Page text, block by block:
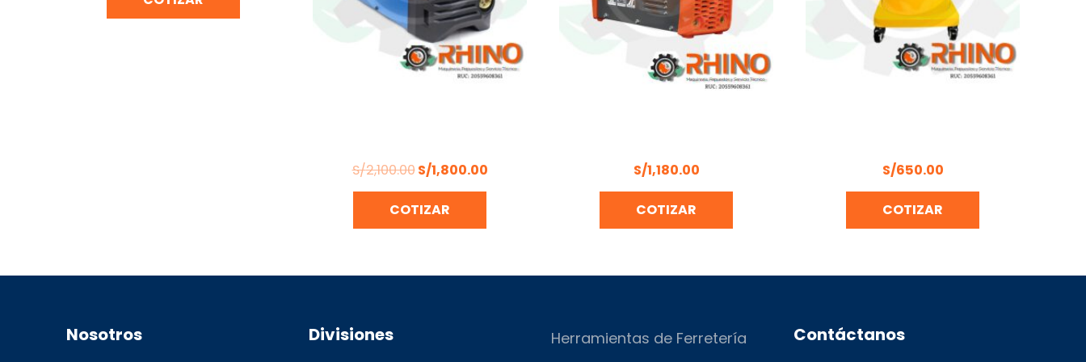
S/2,100.00S/1,800.00
COTIZAR
S/1,180.00
COTIZAR
S/650.00
COTIZAR
Nosotros Divisiones Herramientas de Ferretería Contáctanos